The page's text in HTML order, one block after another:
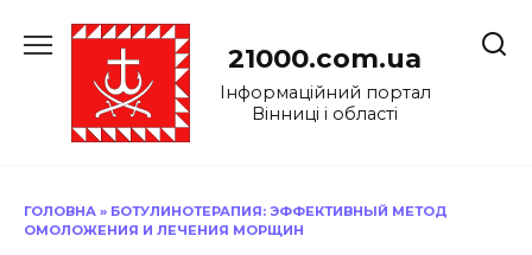
до
21000.com.ua
Інформаційний портал
Вінниці і області
ГОЛОВНА » БОТУЛИНОТЕРАПИЯ: ЭФФЕКТИВНЫЙ МЕТОД
ОМОЛОЖЕНИЯ И ЛЕЧЕНИЯ МОРЩИН